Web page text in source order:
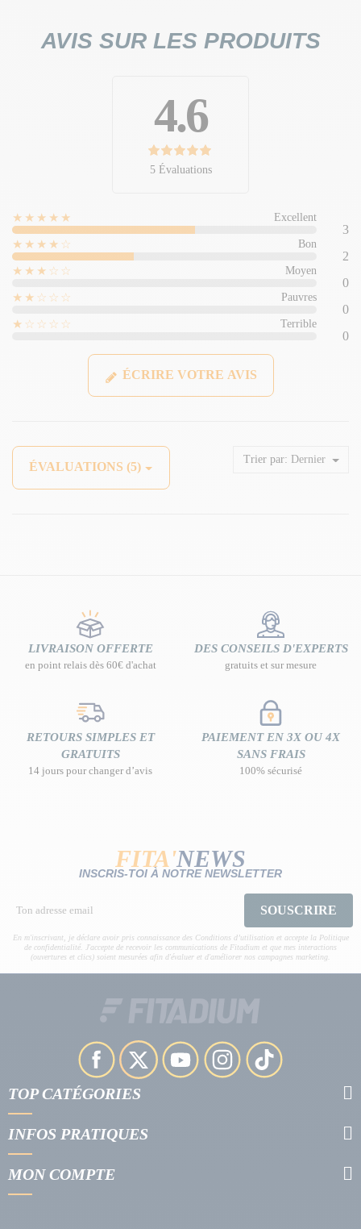
AVIS SUR LES PRODUITS
4.6
5 Évaluations
★★★★★ Excellent
3
★★★★☆
Bon
2
★★★☆☆
Moyen
0
★★☆☆☆
Pauvres
0
★☆☆☆☆
Terrible
0
ÉCRIRE VOTRE AVIS
ÉVALUATIONS (5)
Trier par: Dernier
LIVRAISON OFFERTE
en point relais dès 60€ d'achat
DES CONSEILS D'EXPERTS
gratuits et sur mesure
RETOURS SIMPLES ET
GRATUITS
14 jours pour changer d’avis
PAIEMENT EN 3X OU 4X
SANS FRAIS
100% sécurisé
FITA'NEWS
INSCRIS-TOI À NOTRE NEWSLETTER
SOUSCRIRE
En m'inscrivant, je déclare avoir pris connaissance des Conditions d’utilisation et accepte la Politique
de confidentialité. J'accepte de recevoir les communications de Fitadium et que mes interactions
(ouvertures et clics) soient mesurées afin d'évaluer et d'améliorer nos campagnes marketing.
TOP CATÉGORIES
INFOS PRATIQUES
MON COMPTE